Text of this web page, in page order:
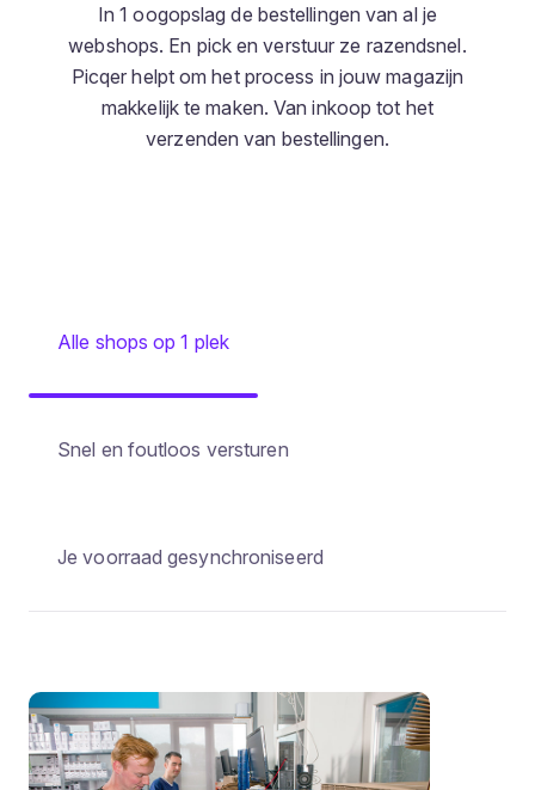
In 1 oogopslag de bestellingen van al je
webshops. En pick en verstuur ze razendsnel.
Picqer helpt om het process in jouw magazijn
makkelijk te maken. Van inkoop tot het
verzenden van bestellingen.
Alle shops op 1 plek
Snel en foutloos versturen
Je voorraad gesynchroniseerd